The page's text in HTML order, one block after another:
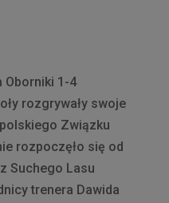
Oborniki 1-4
rozgrywały swoje
Związku
rozpoczęło się od
Suchego Lasu
trenera Dawida